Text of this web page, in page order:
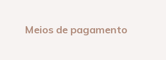
Meios de pagamento